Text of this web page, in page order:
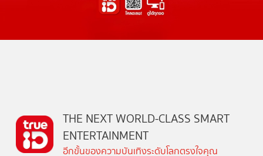
THE NEXT WORLD-CLASS SMART
ENTERTAINMENT
อีกขั้นของความบันเทิงระดับโลกตรงใจคุณ